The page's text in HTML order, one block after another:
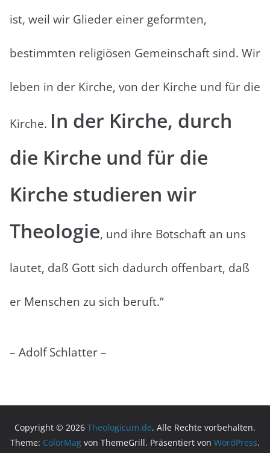
ist, weil wir Glieder einer geformten,
bestimmten religiösen Gemeinschaft sind. Wir
leben in der Kirche, von der Kirche und für die
Kirche. In der Kirche, durch
die Kirche und für die
Kirche studieren wir
Theologie, und ihre Botschaft an uns
lautet, daß Gott sich dadurch offenbart, daß
er Menschen zu sich beruft.“
– Adolf Schlatter –
Copyright © 2026 Theologicum.de. Alle Rechte vorbehalten.
Theme: ColorMag von ThemeGrill. Präsentiert von WordPress.